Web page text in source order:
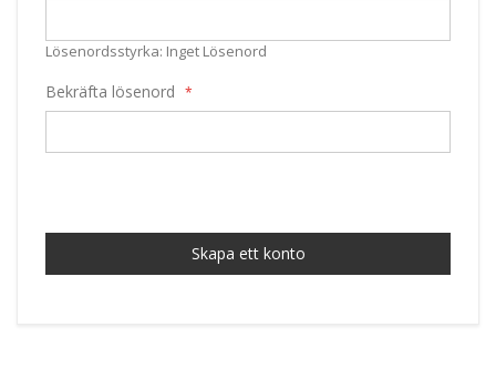
Lösenordsstyrka: Inget Lösenord
Bekräfta lösenord
Skapa ett konto